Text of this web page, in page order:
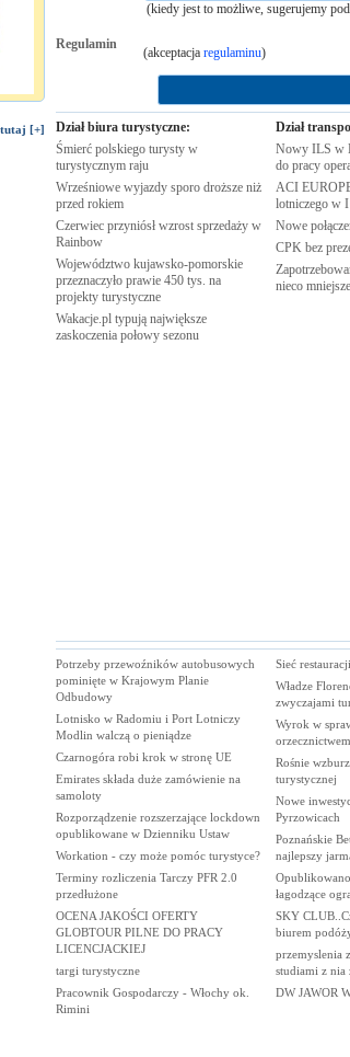
tutaj [+]
(kiedy jest to możliwe, sugerujemy
Regulamin
(akceptacja regulaminu)
Dział biura turystyczne:
Śmierć polskiego turysty w
turystycznym raju
Wrześniowe wyjazdy sporo droższe niż
przed rokiem
Czerwiec przyniósł wzrost sprzedaży w
Rainbow
Województwo kujawsko-pomorskie
przeznaczyło prawie 450 tys. na
projekty turystyczne
Wakacje.pl typują największe
zaskoczenia połowy sezonu
Dział
Nowy ILS w
do pracy
ACI
lotniczego w I
Nowe
CPK bez
nieco
Potrzeby przewoźników autobusowych
pominięte w Krajowym Planie
Odbudowy
Lotnisko w Radomiu i Port Lotniczy
Modlin walczą o pieniądze
Czarnogóra robi krok w stronę UE
Emirates składa duże zamówienie na
samoloty
Rozporządzenie rozszerzające lockdown
opublikowane w Dzienniku Ustaw
Workation - czy może pomóc turystyce?
Terminy rozliczenia Tarczy PFR 2.0
przedłużone
OCENA JAKOŚCI OFERTY
GLOBTOUR PILNE DO PRACY
LICENCJACKIEJ
targi turystyczne
Pracownik Gospodarczy - Włochy ok.
Rimini
Sieć
Władze
zwyczajami
Wyrok w
Rośnie
turystycznej
Nowe
Pyrzowicach
Poznańskie
najlepszy
łagodzące
SKY
biurem
przemyslenia
studiami z nia
DW JAWOR